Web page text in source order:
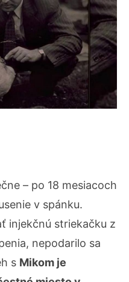
– po 18 mesiacoch
v spánku.
injekčnú striekačku z
nepodarilo sa
s Mikom je